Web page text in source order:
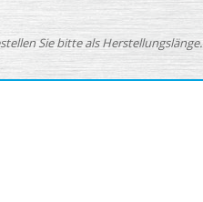
Sie bitte als Herstellungslänge.